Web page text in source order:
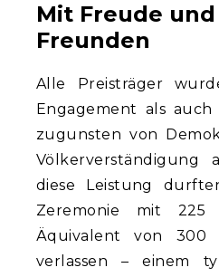
Mit Freude
Freunden
Alle Preisträger
Engagement als
zugunsten von
Völkerverständigung
diese Leistung
Zeremonie mit
Äquivalent von 300
verlassen – einem